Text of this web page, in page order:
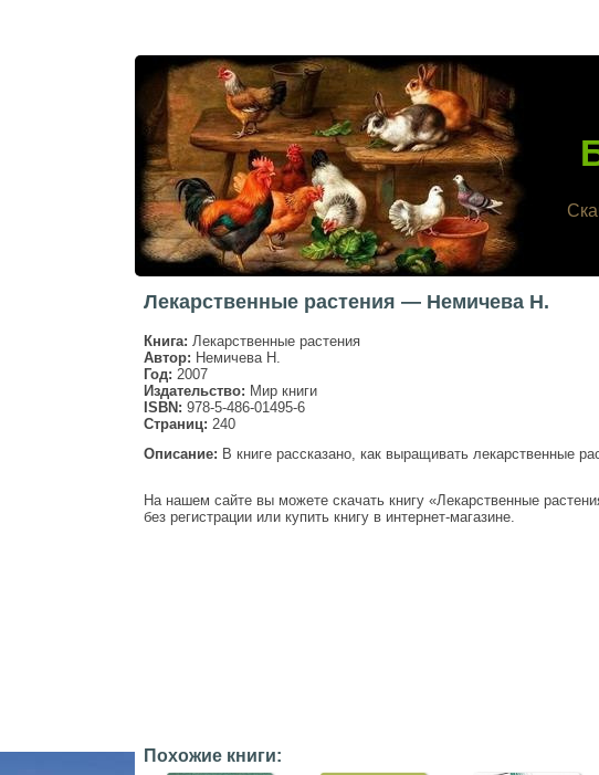
Лекарственные растения — Немичева Н.
Книга: Лекарственные растения
Автор: Немичева Н.
Год: 2007
Издательство: Мир книги
ISBN: 978-5-486-01495-6
Страниц: 240
Описание: В книге рассказано, как выращивать лекарственные
На нашем сайте вы можете скачать книгу «Лекарственные
без регистрации или купить книгу в интернет-магазине.
Похожие книги: